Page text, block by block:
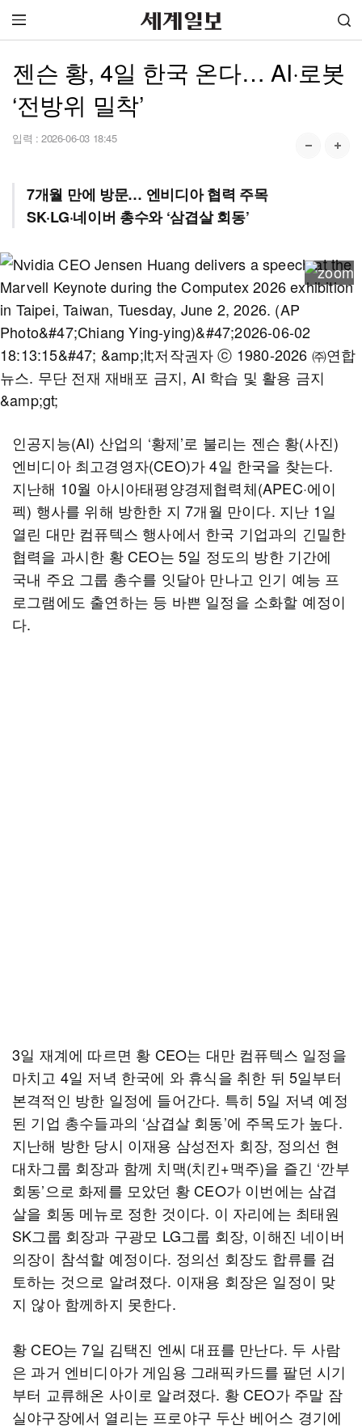
젠슨 황, 4일 한국 온다… AI·로봇
‘전방위 밀착’
입력 : 2026-06-03 18:45
7개월 만에 방문… 엔비디아 협력 주목
SK·LG·네이버 총수와 ‘삼겹살 회동’
인공지능(AI) 산업의 ‘황제’로 불리는 젠슨 황(사진)
엔비디아 최고경영자(CEO)가 4일 한국을 찾는다.
지난해 10월 아시아태평양경제협력체(APEC·에이
펙) 행사를 위해 방한한 지 7개월 만이다. 지난 1일
열린 대만 컴퓨텍스 행사에서 한국 기업과의 긴밀한
협력을 과시한 황 CEO는 5일 정도의 방한 기간에
국내 주요 그룹 총수를 잇달아 만나고 인기 예능 프
로그램에도 출연하는 등 바쁜 일정을 소화할 예정이
다.
3일 재계에 따르면 황 CEO는 대만 컴퓨텍스 일정을
마치고 4일 저녁 한국에 와 휴식을 취한 뒤 5일부터
본격적인 방한 일정에 들어간다. 특히 5일 저녁 예정
된 기업 총수들과의 ‘삼겹살 회동’에 주목도가 높다.
지난해 방한 당시 이재용 삼성전자 회장, 정의선 현
대차그룹 회장과 함께 치맥(치킨+맥주)을 즐긴 ‘깐부
회동’으로 화제를 모았던 황 CEO가 이번에는 삼겹
살을 회동 메뉴로 정한 것이다. 이 자리에는 최태원
SK그룹 회장과 구광모 LG그룹 회장, 이해진 네이버
의장이 참석할 예정이다. 정의선 회장도 합류를 검
토하는 것으로 알려졌다. 이재용 회장은 일정이 맞
지 않아 함께하지 못한다.
황 CEO는 7일 김택진 엔씨 대표를 만난다. 두 사람
은 과거 엔비디아가 게임용 그래픽카드를 팔던 시기
부터 교류해온 사이로 알려졌다. 황 CEO가 주말 잠
실야구장에서 열리는 프로야구 두산 베어스 경기에